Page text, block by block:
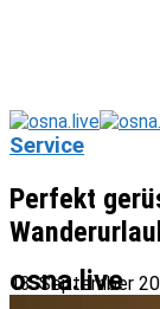
osna.live
Service
Perfekt
13. September